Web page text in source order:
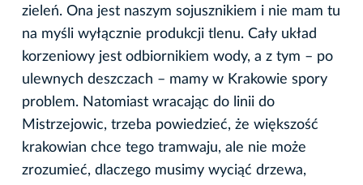
zieleń. Ona jest naszym sojusznikiem i nie mam tu
na myśli wyłącznie produkcji tlenu. Cały układ
korzeniowy jest odbiornikiem wody, a z tym – po
ulewnych deszczach – mamy w Krakowie spory
problem. Natomiast wracając do linii do
Mistrzejowic, trzeba powiedzieć, że większość
krakowian chce tego tramwaju, ale nie może
zrozumieć, dlaczego musimy wyciąć drzewa,